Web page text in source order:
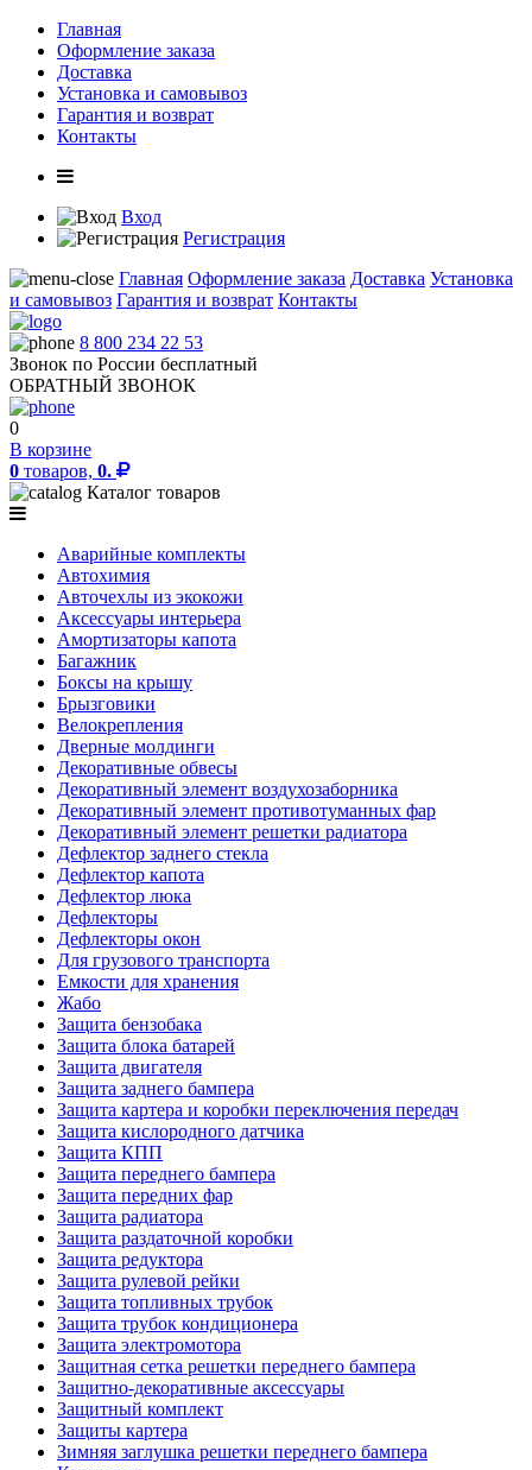
Главная
Оформление заказа
Доставка
Установка и самовывоз
Гарантия и возврат
Контакты
Вход
Регистрация
Главная Оформление заказа Доставка Установка
и самовывоз Гарантия и возврат Контакты
8 800 234 22 53
Звонок по России бесплатный
ОБРАТНЫЙ ЗВОНОК
0
В корзине
0 товаров, 0.
Каталог товаров
Аварийные комплекты
Автохимия
Авточехлы из экокожи
Аксессуары интерьера
Амортизаторы капота
Багажник
Боксы на крышу
Брызговики
Велокрепления
Дверные молдинги
Декоративные обвесы
Декоративный элемент воздухозаборника
Декоративный элемент противотуманных фар
Декоративный элемент решетки радиатора
Дефлектор заднего стекла
Дефлектор капота
Дефлектор люка
Дефлекторы
Дефлекторы окон
Для грузового транспорта
Емкости для хранения
Жабо
Защита бензобака
Защита блока батарей
Защита двигателя
Защита заднего бампера
Защита картера и коробки переключения передач
Защита кислородного датчика
Защита КПП
Защита переднего бампера
Защита передних фар
Защита радиатора
Защита раздаточной коробки
Защита редуктора
Защита рулевой рейки
Защита топливных трубок
Защита трубок кондиционера
Защита электромотора
Защитная сетка решетки переднего бампера
Защитно-декоративные аксессуары
Защитный комплект
Защиты картера
Зимняя заглушка решетки переднего бампера